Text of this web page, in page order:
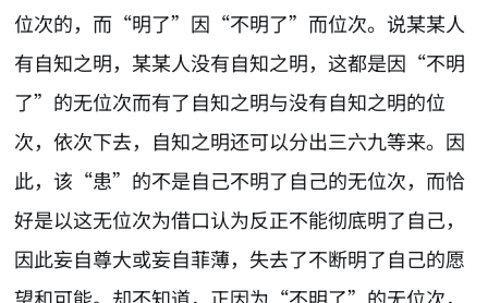
位次的，而“明了”因“不明了”而位次。说某某人
有自知之明，某某人没有自知之明，这都是因“不明
了”的无位次而有了自知之明与没有自知之明的位
次，依次下去，自知之明还可以分出三六九等来。因
此，该“患”的不是自己不明了自己的无位次，而恰
好是以这无位次为借口认为反正不能彻底明了自己，
因此妄自尊大或妄自菲薄，失去了不断明了自己的愿